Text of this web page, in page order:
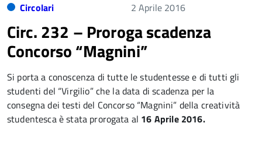
Circolari 2 Aprile 2016
Circ. 232 – Proroga scadenza
Concorso “Magnini”
Si porta a conoscenza di tutte le studentesse e di tutti gli
studenti del “Virgilio” che la data di scadenza per la
consegna dei testi del Concorso “Magnini” della creatività
studentesca è stata prorogata al 16 Aprile 2016.